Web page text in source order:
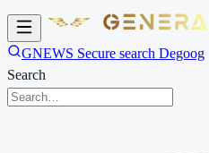
GNEWS Secure search Degoog
Search